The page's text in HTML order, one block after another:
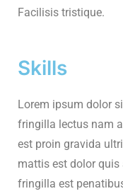
Facilisis tristique.
Skills
Lorem ipsum dolor
fringilla lectus nam
est proin gravida
mattis est dolor
fringilla est